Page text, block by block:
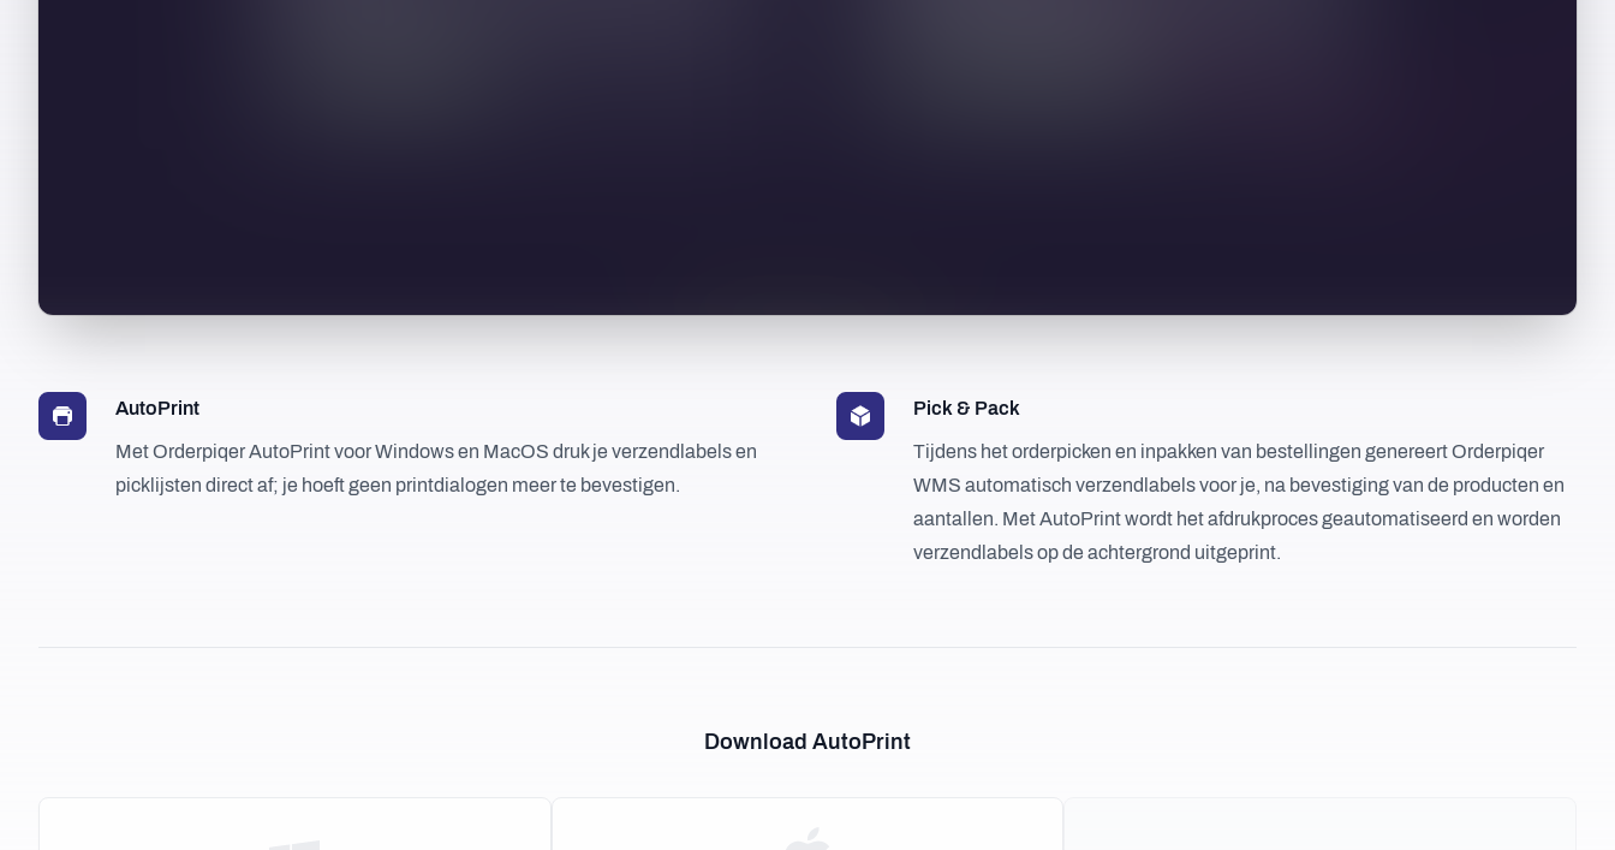
AutoPrint
Met Orderpiqer AutoPrint voor Windows en MacOS druk je verzendlabels en
picklijsten direct af; je hoeft geen printdialogen meer te bevestigen.
Pick & Pack
Tijdens het orderpicken en inpakken van bestellingen genereert Orderpiqer
WMS automatisch verzendlabels voor je, na bevestiging van de producten en
aantallen. Met AutoPrint wordt het afdrukproces geautomatiseerd en worden
verzendlabels op de achtergrond uitgeprint.
Download AutoPrint